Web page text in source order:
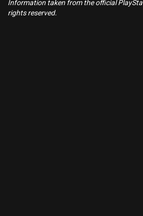
Information taken from the official
rights reserved.